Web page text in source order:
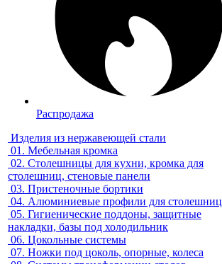
Распродажа
Изделия из нержавеющей стали
01. Мебельная кромка
02. Столешницы для кухни, кромка для
столешниц, стеновые панели
03. Пристеночные бортики
04. Алюминиевые профили для столешниц
05. Гигиенические поддоны, защитные
накладки, базы под холодильник
06. Цокольные системы
07. Ножки под цоколь, опорные, колеса